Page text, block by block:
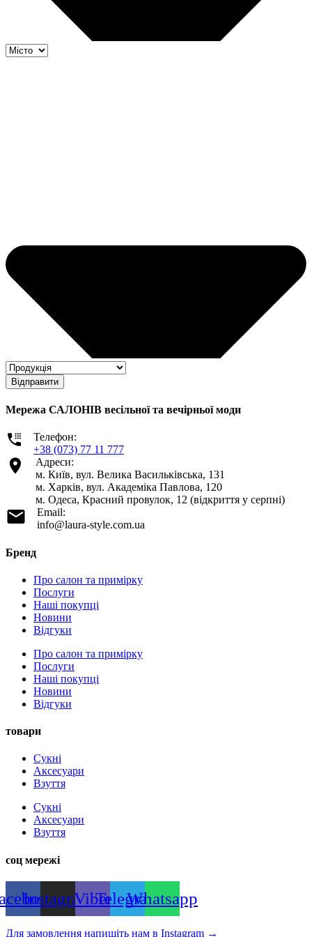
Відправити
Мережа САЛОНІВ весільної та вечірньої моди
Телефон:
+38 (073) 77 11 777
Адреси:
м. Київ, вул. Велика Васильківська, 131
м. Харків, вул. Академіка Павлова, 120
м. Одеса, Красний провулок, 12 (відкриття у серпні)
Email:
info@laura-style.com.ua
Бренд
Про салон та примірку
Послуги
Наші покупці
Новини
Відгуки
Про салон та примірку
Послуги
Наші покупці
Новини
Відгуки
товари
Сукні
Аксесуари
Взуття
Сукні
Аксесуари
Взуття
соц мережі
InstagramViberTelegramWhatsapp
Для замовлення напишіть нам в Instagram →